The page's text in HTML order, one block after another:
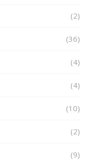
(2)
(36)
(4)
(4)
(10)
(2)
(9)